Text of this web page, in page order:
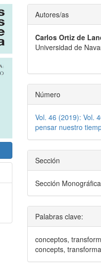
Contenido
principal
del
Autores/as
Carlos Ortiz de
Universidad de
Número
Vol. 46 (2019): Vol.
pensar nuestro
Sección
Sección
Palabras clave:
conceptos,
concepts,